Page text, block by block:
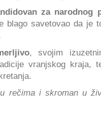
za narodnog
blago savetovao da je
, svojim
vranjskog kraja,
rečima i skroman u